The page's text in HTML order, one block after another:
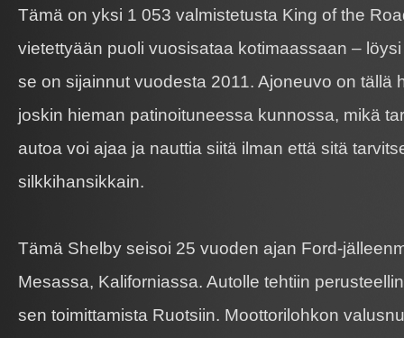
Tämä on yksi 1 053 valmistetusta King of the
vietettyään puoli vuosisataa kotimaassaan –
se on sijainnut vuodesta 2011. Ajoneuvo on tällä
joskin hieman patinoituneessa kunnossa, mikä
autoa voi ajaa ja nauttia siitä ilman että sitä
silkkihansikkain.
Tämä Shelby seisoi 25 vuoden ajan Ford-
Mesassa, Kaliforniassa. Autolle tehtiin
sen toimittamista Ruotsiin. Moottorilohkon